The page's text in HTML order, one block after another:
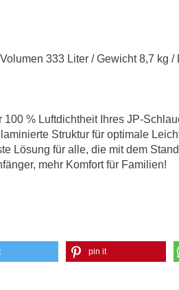
333 Liter / Gewicht 8,7 kg /
100 % Luftdichtheit Ihres JP-
Struktur für optimale
Lösung für alle, die mit dem
mehr Komfort für Familien!
pin it